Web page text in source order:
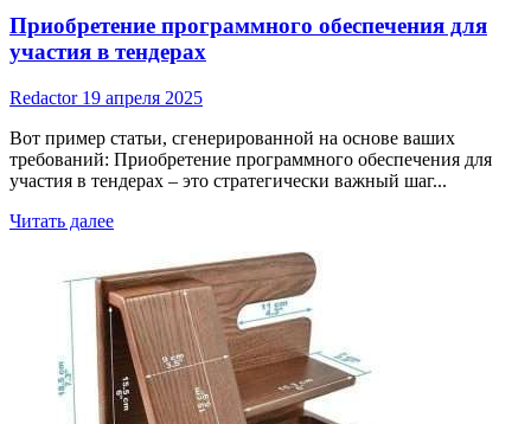
Приобретение программного обеспечения для
участия в тендерах
Redactor 19 апреля 2025
Вот пример статьи, сгенерированной на основе ваших
требований: Приобретение программного обеспечения для
участия в тендерах – это стратегически важный шаг...
Читать далееRead
Приобретение
программного
обеспечения
для
участия
в
тендерах